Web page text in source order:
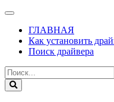
ГЛАВНАЯ
Как установить
Поиск драйвера